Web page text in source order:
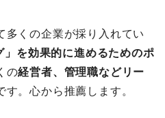
多くの企業が採り入れてい
」を効果的に進めるためのポ
の経営者、管理職などリー
す。心から推薦します。